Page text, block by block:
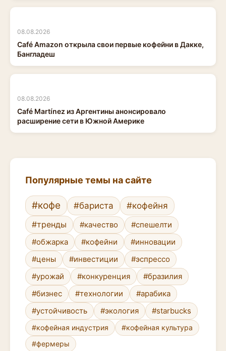
08.08.2026
Café Amazon открыла свои первые кофейни в Дакке,
Бангладеш
08.08.2026
Café Martínez из Аргентины анонсировало
расширение сети в Южной Америке
Популярные темы на сайте
#кофе #бариста
#кофейня
#тренды
#качество
#спешелти
#обжарка
#кофейни
#инновации
#цены
#инвестиции
#эспрессо
#урожай
#конкуренция
#бразилия
#бизнес
#технологии
#арабика
#устойчивость
#экология #starbucks
#кофейная индустрия
#кофейная культура
#фермеры